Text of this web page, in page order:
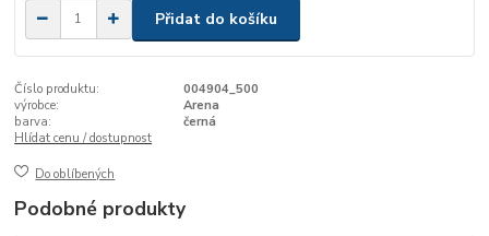
Přidat do košíku
Číslo produktu:
004904_500
výrobce:
Arena
barva:
černá
Hlídat cenu / dostupnost
Do oblíbených
Podobné produkty